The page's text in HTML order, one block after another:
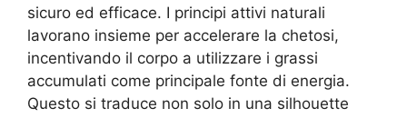
sicuro ed efficace. I principi attivi naturali
lavorano insieme per accelerare la chetosi,
incentivando il corpo a utilizzare i grassi
accumulati come principale fonte di energia.
Questo si traduce non solo in una silhouette